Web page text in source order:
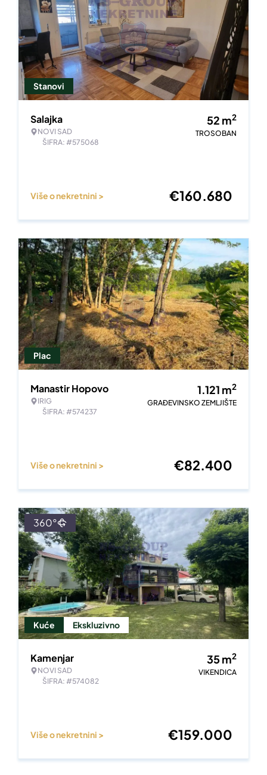
Stanovi
Salajka
NOVI SAD
ŠIFRA: #575068
52 m2
TROSOBAN
Više o nekretnini > €160.680
Plac
Manastir Hopovo
IRIG
ŠIFRA: #574237
1.121 m2
GRAĐEVINSKO ZEMLJIŠTE
Više o nekretnini > €82.400
Kuće Ekskluzivno
360°
Kamenjar
NOVI SAD
ŠIFRA: #574082
35m2
VIKENDICA
Više o nekretnini > €159.000